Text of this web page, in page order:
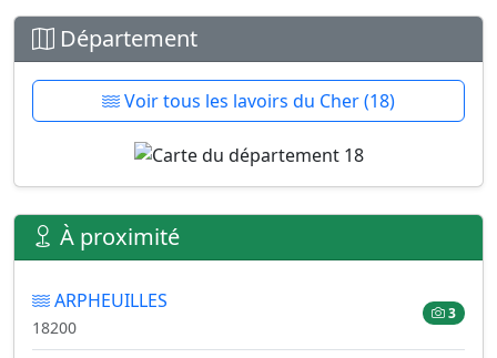
Département
Voir tous les lavoirs du Cher (18)
À proximité
ARPHEUILLES
18200
3